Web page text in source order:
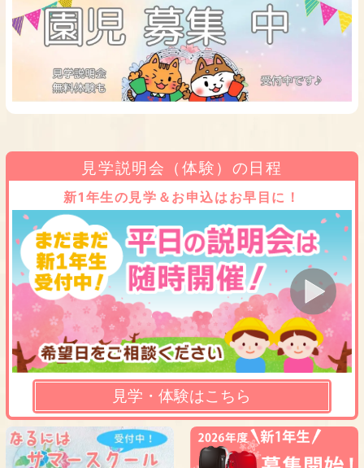
見学説明会（体験）の日程
新1年生の見学＆お申込はお早目に！
見学・体験はこちら